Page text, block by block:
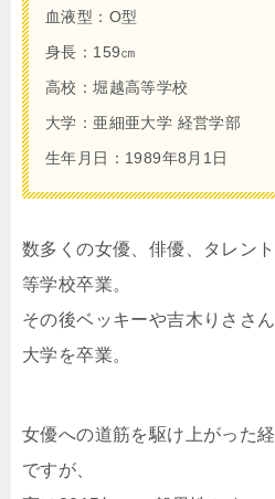
血液型：O型
身長：159㎝
高校：堀越高等学校
大学：亜細亜大学 経営学部
生年月日：1989年8月1日
数多くの女優、俳優、タレン
等学校卒業。
その後ベッキーや吉木りささ
大学を卒業。
女優への道筋を駆け上がった
ですが、